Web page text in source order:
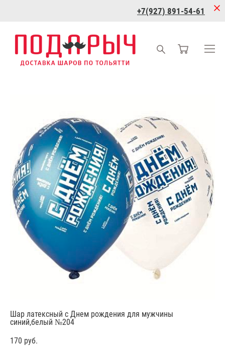
+7(927) 891-54-61
Шар латексный с Днем рождения для мужчины
синий,белый №204
170 pуб.